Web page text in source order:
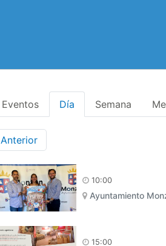
Eventos Día Semana
Anterior
10:00
Ayuntamiento
15:00